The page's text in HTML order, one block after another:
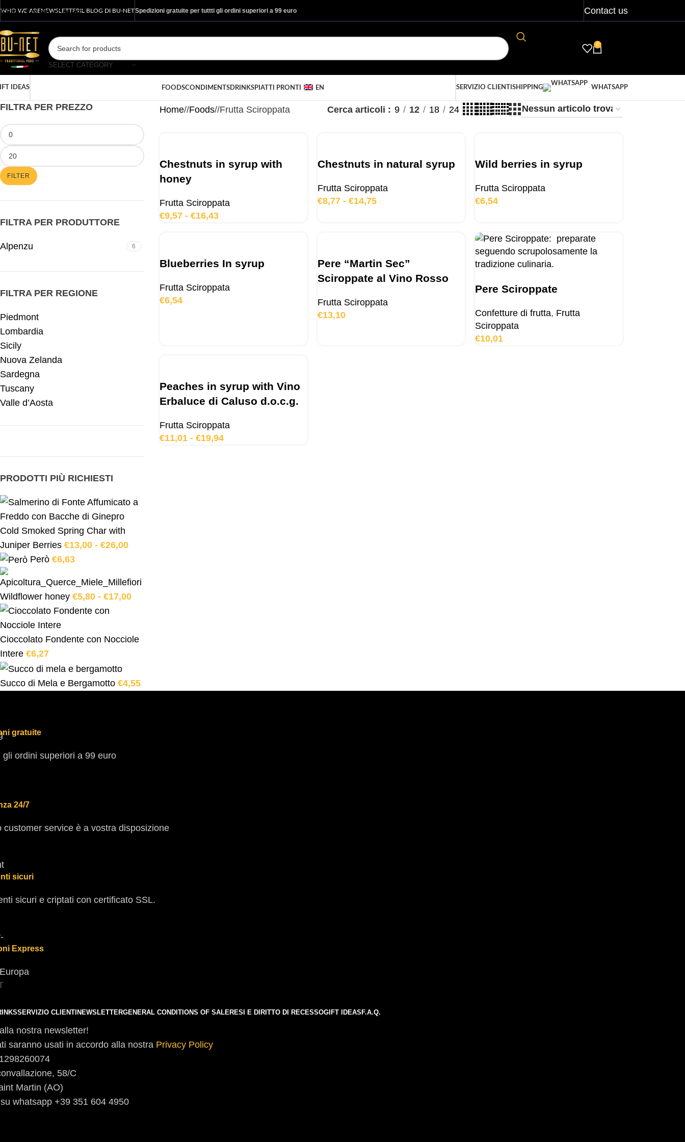
Skip to main content
WHO WE ARENEWSLETTERIL BLOG DI BU-NETSpedizioni gratuite per tuttti gli ordini superiori a 99 euro Contact us
SELECT CATEGORY
0
IDEAS FOODSCONDIMENTS DRINKSPIATTI PRONTI EN SERVIZIO CLIENTI SHIPPING WHATSAPP
FILTRA PER PREZZO
FILTER
FILTRA PER PRODUTTORE
Alpenzu 6
FILTRA PER REGIONE
Piedmont
Lombardia
Sicily
Nuova Zelanda
Sardegna
Tuscany
Valle d’Aosta
PRODOTTI PIÙ RICHIESTI
Cold Smoked Spring Char with
Juniper Berries €13,00 - €26,00
Però €6,63
Wildflower honey €5,80 - €17,00
Cioccolato Fondente con Nocciole
Intere €6,27
Succo di Mela e Bergamotto €4,55
Home/ Foods/ Frutta Sciroppata Cerca articoli 9 12 18 24
Chestnuts in syrup with
honey
Frutta Sciroppata
€9,57 - €16,43
Chestnuts in natural syrup
Frutta Sciroppata
€8,77 - €14,75
Wild berries in syrup
Frutta Sciroppata
€6,54
Blueberries In syrup
Frutta Sciroppata
€6,54
Pere “Martin Sec”
Sciroppate al Vino Rosso
Frutta Sciroppata
€13,10
Pere Sciroppate
Confetture di frutta, Frutta
Sciroppata
€10,01
Peaches in syrup with Vino
Erbaluce di Caluso d.o.c.g.
Frutta Sciroppata
€11,01 - €19,94
gratuite
gli ordini superiori a 99 euro
24/7
customer service è a vostra disposizione
sicuri
sicuri e criptati con certificato SSL.
Express
SERVIZIO CLIENTI NEWSLETTERGENERAL CONDITIONS OF SALERESI E DIRITTO DI RECESSOGIFT IDEAS F.A.Q.
nostra newsletter!
saranno usati in accordo alla nostra Privacy Policy
58/C
Martin (AO)
whatsapp +39 351 604 4950